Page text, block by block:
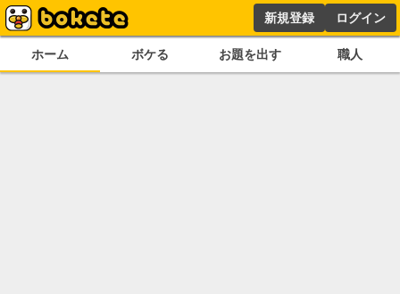
新規登録 ログイン
ホーム ボケる お題を出す 職人